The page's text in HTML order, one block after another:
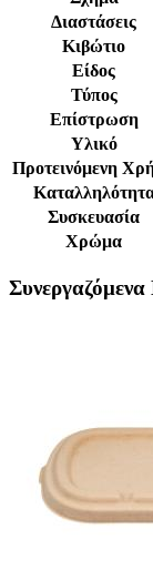
Διαστάσεις
Κιβώτιο
Είδος
Τύπος
Επίστρωση
Υλικό
Προτεινόμενη
Συσκευασία
Χρώμα